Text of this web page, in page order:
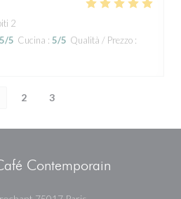
2
5/5 Cucina : 5/5 Qualità / Prezzo :
2 3
Contemporain